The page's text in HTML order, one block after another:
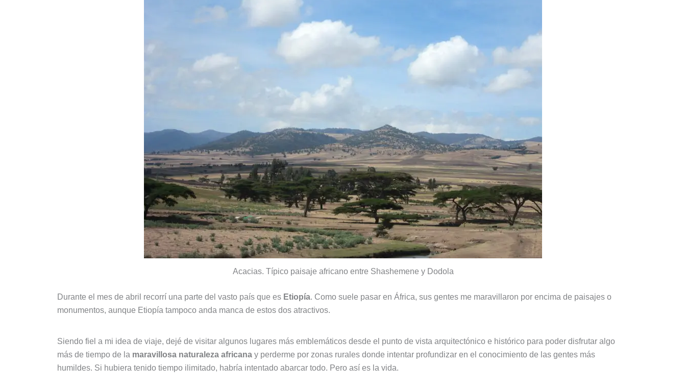
Acacias. Típico paisaje africano entre Shashemene y Dodola
Durante el mes de abril recorrí una parte del vasto país que es Etiopía. Como suele pasar en África, sus gentes me maravillaron por encima de paisajes o
monumentos, aunque Etiopía tampoco anda manca de estos dos atractivos.
Siendo fiel a mi idea de viaje, dejé de visitar algunos lugares más emblemáticos desde el punto de vista arquitectónico e histórico para poder disfrutar algo
más de tiempo de la maravillosa naturaleza africana y perderme por zonas rurales donde intentar profundizar en el conocimiento de las gentes más
humildes. Si hubiera tenido tiempo ilimitado, habría intentado abarcar todo. Pero así es la vida.